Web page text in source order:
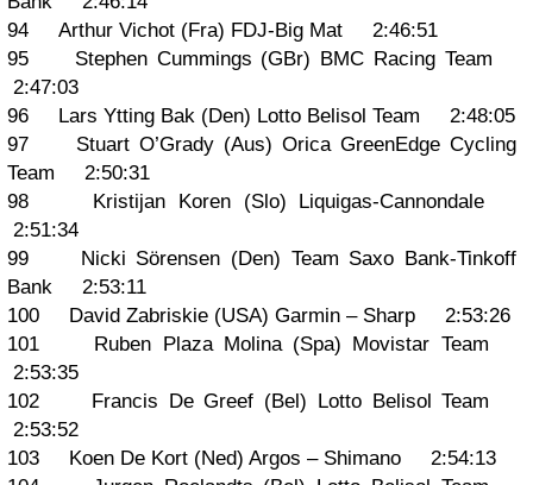
94 Arthur Vichot (Fra) FDJ-Big Mat 2:46:51
95 Stephen Cummings (GBr) BMC Racing Team
2:47:03
96 Lars Ytting Bak (Den) Lotto Belisol Team 2:48:05
97 Stuart O’Grady (Aus) Orica GreenEdge Cycling
Team 2:50:31
98 Kristijan Koren (Slo) Liquigas-Cannondale
2:51:34
99 Nicki Sörensen (Den) Team Saxo Bank-Tinkoff
Bank 2:53:11
100 David Zabriskie (USA) Garmin – Sharp 2:53:26
101 Ruben Plaza Molina (Spa) Movistar Team
2:53:35
102 Francis De Greef (Bel) Lotto Belisol Team
2:53:52
103 Koen De Kort (Ned) Argos – Shimano 2:54:13